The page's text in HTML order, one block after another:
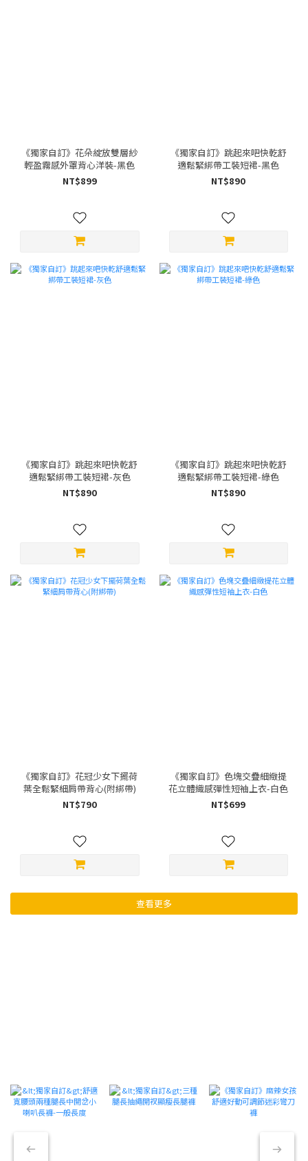
《獨家自訂》花朵綻放雙層紗
輕盈霧感外罩背心洋裝-黑色
NT$899
《獨家自訂》跳起來吧快乾舒
適鬆緊綁帶工裝短裙-黑色
NT$890
《獨家自訂》跳起來吧快乾舒
適鬆緊綁帶工裝短裙-灰色
NT$890
《獨家自訂》跳起來吧快乾舒
適鬆緊綁帶工裝短裙-綠色
NT$890
《獨家自訂》花冠少女下擺荷
葉全鬆緊細肩帶背心(附綁帶)
NT$790
《獨家自訂》色塊交疊細緻提
花立體織感彈性短袖上衣-白色
NT$699
查看更多